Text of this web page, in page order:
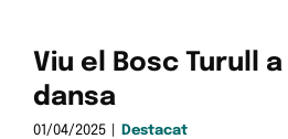
Viu el Bosc Turull
dansa
01/04/2025 Destacat